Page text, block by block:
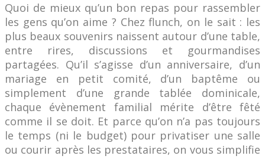
Quoi de mieux qu’un bon repas pour rassembler
les gens qu’on aime ? Chez flunch, on le sait : les
plus beaux souvenirs naissent autour d’une table,
entre rires, discussions et gourmandises
partagées. Qu’il s’agisse d’un anniversaire, d’un
mariage en petit comité, d’un baptême ou
simplement d’une grande tablée dominicale,
chaque évènement familial mérite d’être fêté
comme il se doit. Et parce qu’on n’a pas toujours
le temps (ni le budget) pour privatiser une salle
ou courir après les prestataires, on vous simplifie